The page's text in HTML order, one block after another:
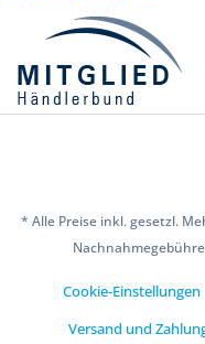
* Alle Preise inkl. gesetzl.
Cookie-Einstellungen
Versand und